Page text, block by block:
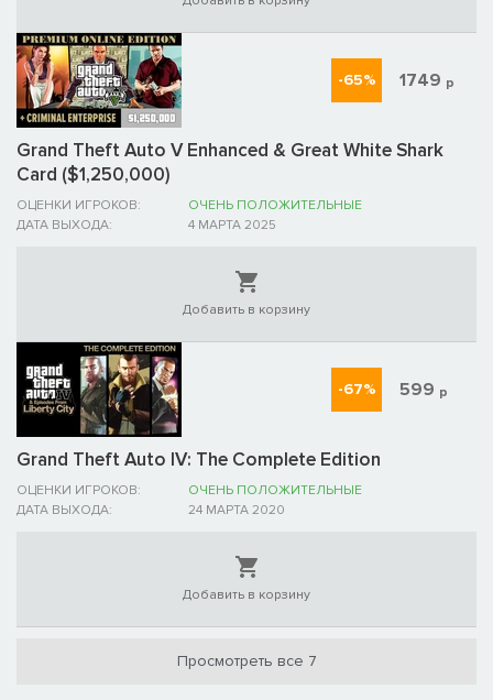
Grand Theft Auto V Enhanced & Great White Shark
Card ($1,250,000)
ОЦЕНКИ ИГРОКОВ:
ОЧЕНЬ ПОЛОЖИТЕЛЬНЫЕ
ДАТА ВЫХОДА:
4 МАРТА 2025
-65% 1749 р
Добавить в корзину
Grand Theft Auto IV: The Complete Edition
ОЦЕНКИ ИГРОКОВ:
ОЧЕНЬ ПОЛОЖИТЕЛЬНЫЕ
ДАТА ВЫХОДА:
24 МАРТА 2020
-67% 599 р
Добавить в корзину
Просмотреть все 7